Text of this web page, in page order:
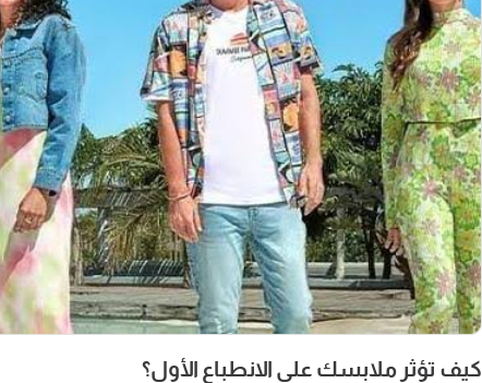
كيف تؤثر ملابسك على الانطباع الأول؟